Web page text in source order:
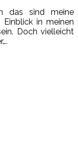
das sind meine
in meinen
Doch vielleicht